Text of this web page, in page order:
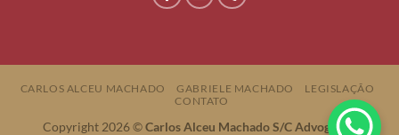
CARLOS ALCEU MACHADO GABRIELE MACHADO
LEGISLAÇÃO
CONTATO
Copyright 2026 ©Carlos Alceu Machado S/C Advogados